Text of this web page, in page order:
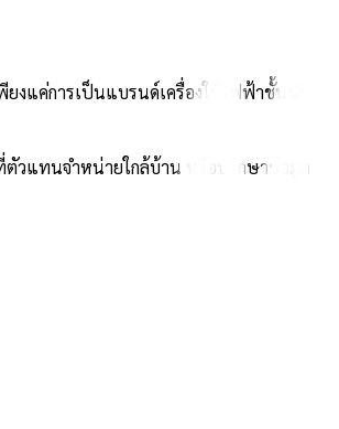
งแค่การเป็นแบรนด์เครื่องใช้ไฟฟ้าชั้นนำ
ที่ตัวแทนจำหน่ายใกล้บ้าน หรือปรึกษาข้อมูล